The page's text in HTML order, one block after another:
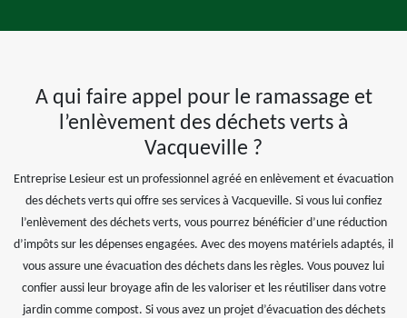
A qui faire appel pour le ramassage et
l’enlèvement des déchets verts à
Vacqueville ?
Entreprise Lesieur est un professionnel agréé en enlèvement et évacuation
des déchets verts qui offre ses services à Vacqueville. Si vous lui confiez
l’enlèvement des déchets verts, vous pourrez bénéficier d’une réduction
d’impôts sur les dépenses engagées. Avec des moyens matériels adaptés, il
vous assure une évacuation des déchets dans les règles. Vous pouvez lui
confier aussi leur broyage afin de les valoriser et les réutiliser dans votre
jardin comme compost. Si vous avez un projet d’évacuation des déchets